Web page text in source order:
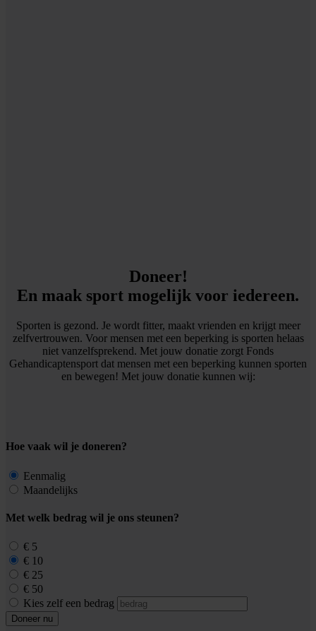
Doneer!
En maak sport mogelijk voor iedereen.
Sporten is gezond. Je wordt fitter, maakt vrienden en krijgt meer
zelfvertrouwen. Voor mensen met een beperking is sporten helaas
niet vanzelfsprekend. Met jouw donatie zorgt Fonds
Gehandicaptensport dat mensen met een beperking kunnen sporten
en bewegen! Met jouw donatie kunnen wij:
Hoe vaak wil je doneren?
Eenmalig
Maandelijks
Met welk bedrag wil je ons steunen?
€ 5
€ 10
€ 25
€ 50
Kies zelf een bedrag
Doneer nu